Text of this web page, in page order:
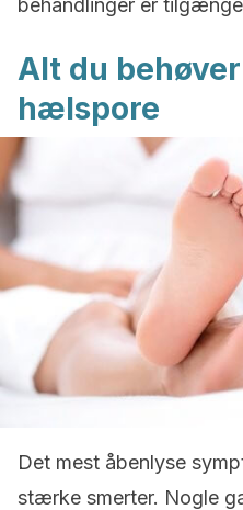
behandlinger er
Alt du
hælspore
Det mest åbenlyse
stærke smerter. Nogle